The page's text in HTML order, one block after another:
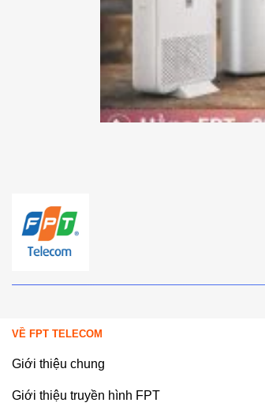
VỀ FPT TELECOM
Giới thiệu chung
Giới thiệu truyền hình FPT